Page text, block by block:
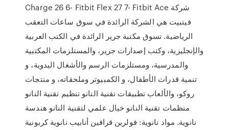
Charge 26 6- Fitbit Flex 27 7- Fitbit Ace شركة
فيتبيت هي الشركة الرائدة في سوق ساعات التعقب
الرياضية. تسوق مكتبة جرير الرائدة في الكتب العربية
والإنجليزية، وكتب إصدارات جرير، والمستلزمات المكتبية
والمدرسية، ومستلزمات الرسم والأشغال اليدوية، و
تنمية قدرات الأطفال، و الكمبيوتر وملحقاته، و منتجات
روكو، والألعاب تطبيقات تقنية النانو تنظيم تقنية النانو
منظمات تقنية النانو خيال علمي لتقنية النانو هندسة
نانوية. مواد نانوية: فولرين قرافين أنابيب نانوية كربونية